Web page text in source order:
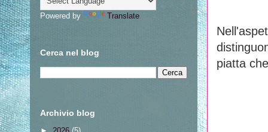
piatta
Powered by Translate
Cerca nel blog
Archivio blog